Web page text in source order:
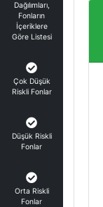
Dağılımları,
Fonların
İçeriklere
Göre Listesi
Çok Düşük
Riskli Fonlar
Düşük Riskli
Fonlar
Orta Riskli
Fonlar